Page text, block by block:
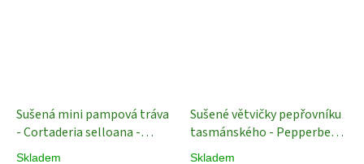
Sušená mini pampová tráva
- Cortaderia selloana -
bělená - svazek
Skladem
Sušené větvičky pepřovníku
tasmánského - Pepperberry
- Modrá
Skladem